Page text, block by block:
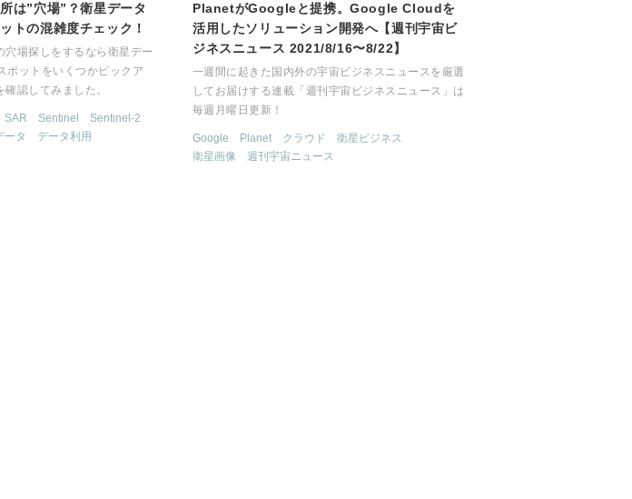
は”穴場”？衛星データ
トの混雑度チェック！
穴場探しをするなら衛星デー
ポットをいくつかピックア
認してみました。
SAR Sentinel
Sentinel-2
ータ
データ利用
PlanetがGoogleと提携。Google Cloudを
活用したソリューション開発へ【週刊宇宙ビ
ジネスニュース 2021/8/16〜8/22】
一週間に起きた国内外の宇宙ビジネスニュースを厳選
してお届けする連載「週刊宇宙ビジネスニュース」は
毎週月曜日更新！
Google Planet クラウド
衛星ビジネス
衛星画像
週刊宇宙ニュース